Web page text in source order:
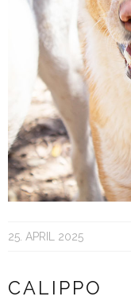
25. APRIL 2025
CALIPPO